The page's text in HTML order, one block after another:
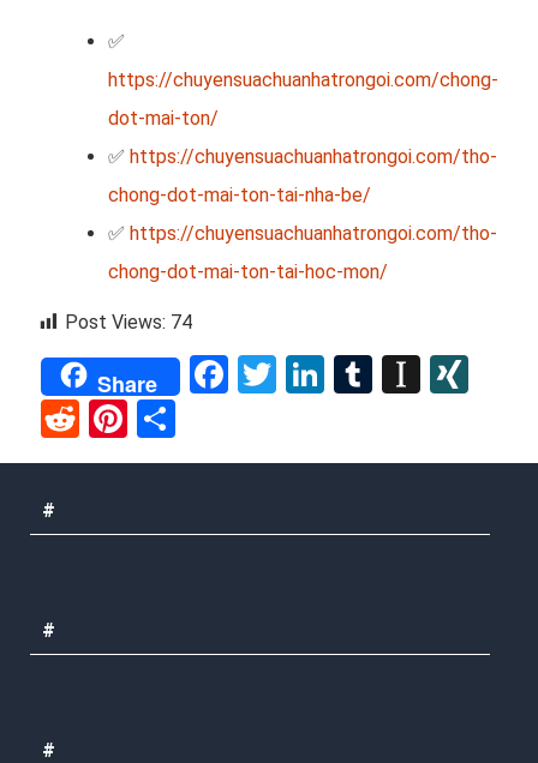
✅
https://chuyensuachuanhatrongoi.com/chong-
dot-mai-ton/
✅ https://chuyensuachuanhatrongoi.com/tho-
chong-dot-mai-ton-tai-nha-be/
✅ https://chuyensuachuanhatrongoi.com/tho-
chong-dot-mai-ton-tai-hoc-mon/
Post Views: 74
Share Facebook
TwitterLinkedIn
Tumblr
RedditPinterest
#
#
#